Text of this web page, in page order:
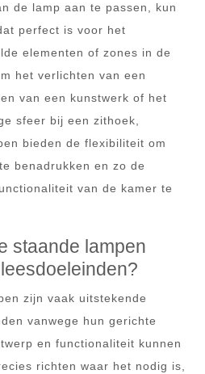
de lamp aan te passen, kun
perfect is voor het
elementen of zones in de
het verlichten van een
van een kunstwerk of het
sfeer bij een zithoek,
bieden de flexibiliteit om
benadrukken en zo de
van de kamer te
staande lampen
zijn vaak uitstekende
vanwege hun gerichte
en functionaliteit kunnen
richten waar het nodig is,